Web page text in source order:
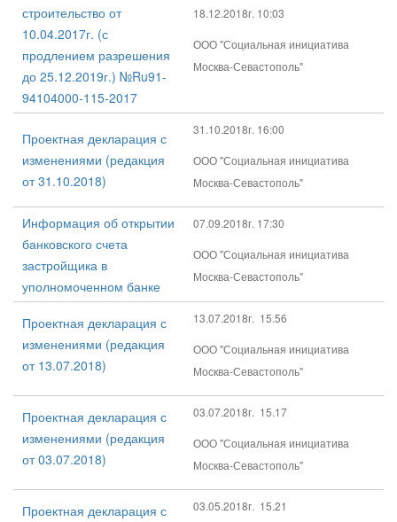
строительство от
10.04.2017г. (с
продлением разрешения
до 25.12.2019г.) №Ru91-
94104000-115-2017
18.12.2018г. 10:03
ООО "Социальная инициатива
Москва-Севастополь"
Проектная декларация с
изменениями (редакция
от 31.10.2018)
31.10.2018г. 16:00
ООО "Социальная инициатива
Москва-Севастополь"
Информация об открытии
банковского счета
застройщика в
уполномоченном банке
07.09.2018г. 17:30
ООО "Социальная инициатива
Москва-Севастополь"
Проектная декларация с
изменениями (редакция
от 13.07.2018)
13.07.2018г. 15.56
ООО "Социальная инициатива
Москва-Севастополь"
Проектная декларация с
изменениями (редакция
от 03.07.2018)
03.07.2018г. 15.17
ООО "Социальная инициатива
Москва-Севастополь"
Проектная декларация с
03.05.2018г. 15.21